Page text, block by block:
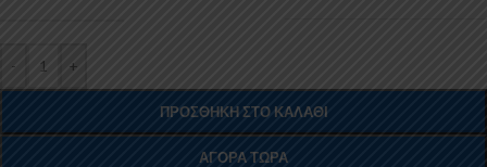
- +
ΠΡΟΣΘΉΚΗ ΣΤΟ ΚΑΛΆΘΙ
ΑΓΟΡΆ ΤΏΡΑ